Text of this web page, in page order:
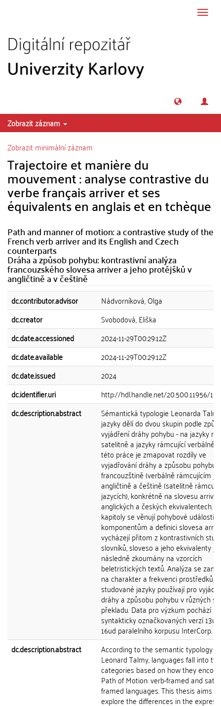
Zobrazit záznam
Zobrazit minimální záznam
Trajectoire et manière du
mouvement : analyse contrastive du
verbe français arriver et ses
équivalents en anglais et en tchèque
Path and manner of motion: a contrastive study of the
French verb arriver and its English and Czech
counterparts
Dráha a způsob pohybu: kontrastivní analýza
francouzského slovesa arriver a jeho protějšků v
angličtině a v češtině
dc.contributor.advisor
Nádvorníková, Olga
dc.creator
Svobodová, Eliška
dc.date.accessioned
2024-11-29T00:29:12Z
dc.date.available
2024-11-29T00:29:12Z
dc.date.issued
2024
dc.identifier.uri
http://hdl.handle.net/20.500.11956/
dc.description.abstract
Sémantická typologie Leonarda
jazyky dělí do dvou skupin podle
vyjádření dráhy pohybu - na jazyky
satelitně a jazyky rámcující verbálně.
této práce je zmapovat rozdíly ve
vyjadřování dráhy a způsobu pohybu
francouzštině (verbálně rámcujícím
angličtině a češtině (satelitně
jazycích), konkrétně na slovesu
anglických a českých ekvivalentech.
kapitoly se věnují pohybové události,
komponentům a definici slovesa
vycházejí přitom z kontrastivních
slovníků, sloveso a jeho ekvivalenty
následně zkoumány na vzorcích
beletristických textů. Analýza se
na charakter a frekvenci prostředků,
studované jazyky používají pro
dráhy a způsobu pohybu v různých
překladu. Data pro výzkum pochází ze
syntakticky označkovaných verzí
16ud paralelního korpusu InterCorp.
dc.description.abstract
According to the semantic typology of
Leonard Talmy, languages fall into
categories based on how they
Path of Motion: verb-framed and
framed languages. This thesis aims to
explore the differences in the